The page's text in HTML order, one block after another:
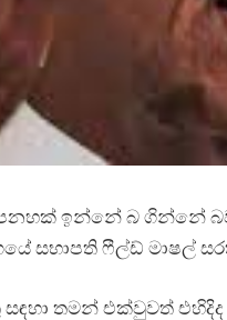
ඉන්නේ බ ගින්නේ
සභාපති ෆීල්ඩ් මාෂල්
තමන් එක්වුවත්